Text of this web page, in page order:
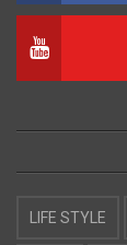
LIFE STYLE